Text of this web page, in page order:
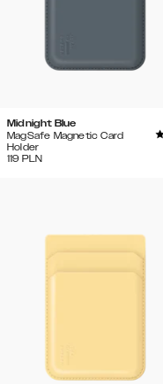
Midnight Blue
MagSafe Magnetic Card
Holder
119 PLN